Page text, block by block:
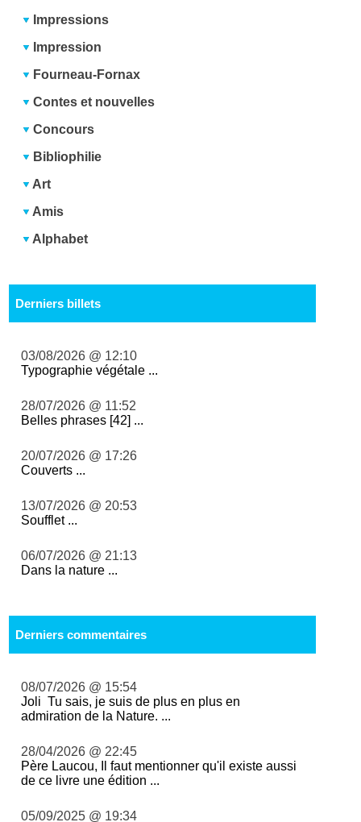
Impressions
Impression
Fourneau-Fornax
Contes et nouvelles
Concours
Bibliophilie
Art
Amis
Alphabet
Derniers billets
03/08/2026 @ 12:10
Typographie végétale ...
28/07/2026 @ 11:52
Belles phrases [42] ...
20/07/2026 @ 17:26
Couverts ...
13/07/2026 @ 20:53
Soufflet ...
06/07/2026 @ 21:13
Dans la nature ...
Derniers commentaires
08/07/2026 @ 15:54
Joli Tu sais, je suis de plus en plus en
admiration de la Nature. ...
28/04/2026 @ 22:45
Père Laucou, Il faut mentionner qu'il existe aussi
de ce livre une édition ...
05/09/2025 @ 19:34